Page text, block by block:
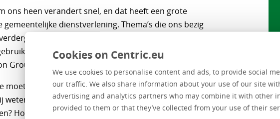
Cookies on Centric.eu
We use cookies to personalise content and ads, to provide social
our traffic. We also share information about your use of our site
advertising and analytics partners who may combine it with other
provided to them or that they’ve collected from your use of their
ons heen verandert snel, en dat heeft een grote
gemeentelijke dienstverlening. Thema’s die ons bezig
digitalisering, migratie naar SaaS, slim
van Artificial Intelligence en data, de overgang
Ground, innovatie, verduurzaming.
moet je voortdurend inspelen op de uitdagingen en
weten hoe Centric anticipeert op deze
Hoe wij voor jou innovatieve oplossingen